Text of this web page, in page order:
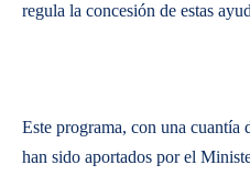
regula la concesión de estas
Este programa, con una cuantía
han sido aportados por el